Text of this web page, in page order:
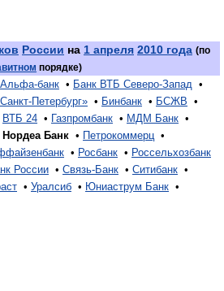
России на 1 апреля 2010 года (по
порядке)
Альфа-банк • Банк ВТБ Северо-Запад •
Петербург» • Бинбанк • БСЖВ •
ВТБ 24 • Газпромбанк • МДМ Банк •
Нордеа Банк • Петрокоммерц •
• Росбанк • Россельхозбанк
России • Связь-Банк • Ситибанк •
• Уралсиб • Юниаструм Банк •